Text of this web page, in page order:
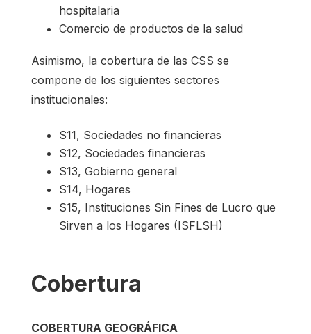
hospitalaria
Comercio de productos de la salud
Asimismo, la cobertura de las CSS se
compone de los siguientes sectores
institucionales:
S11, Sociedades no financieras
S12, Sociedades financieras
S13, Gobierno general
S14, Hogares
S15, Instituciones Sin Fines de Lucro que
Sirven a los Hogares (ISFLSH)
Cobertura
COBERTURA GEOGRÁFICA